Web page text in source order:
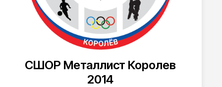
СШОР Металлист Королев
2014